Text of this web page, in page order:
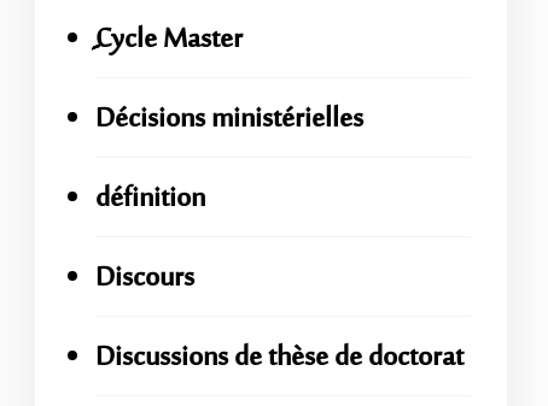
ِِِCycle Master
Décisions ministérielles
définition
Discours
Discussions de thèse de doctorat